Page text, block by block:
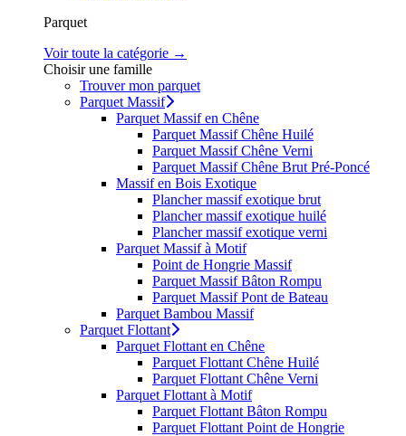
Parquet
Voir toute la catégorie →
Choisir une famille
Trouver mon parquet
Parquet Massif
Parquet Massif en Chêne
Parquet Massif Chêne Huilé
Parquet Massif Chêne Verni
Parquet Massif Chêne Brut Pré-Poncé
Massif en Bois Exotique
Plancher massif exotique brut
Plancher massif exotique huilé
Plancher massif exotique verni
Parquet Massif à Motif
Point de Hongrie Massif
Parquet Massif Bâton Rompu
Parquet Massif Pont de Bateau
Parquet Bambou Massif
Parquet Flottant
Parquet Flottant en Chêne
Parquet Flottant Chêne Huilé
Parquet Flottant Chêne Verni
Parquet Flottant à Motif
Parquet Flottant Bâton Rompu
Parquet Flottant Point de Hongrie